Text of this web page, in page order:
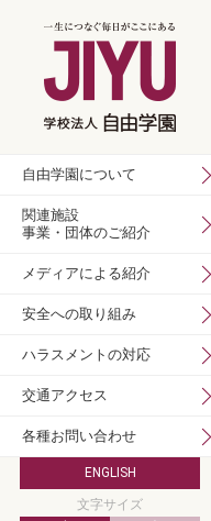
自由学園について
関連施設
事業・団体のご紹介
メディアによる紹介
安全への取り組み
ハラスメントの対応
交通アクセス
各種お問い合わせ
ENGLISH
文字サイズ